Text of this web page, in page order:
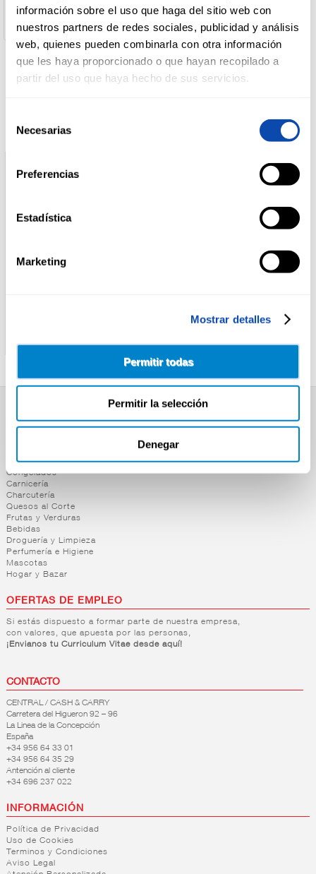
información sobre el uso que haga del sitio web con
nuestros partners de redes sociales, publicidad y análisis
web, quienes pueden combinarla con otra información
que les haya proporcionado o que hayan recopilado a
partir del uso que haya hecho de sus servicios.
Necesarias
Preferencias
Estadística
Marketing
Mostrar detalles
Permitir todas
Permitir la selección
Denegar
PERFUMERÍA
BAZAR
Cantidad neta:
Productos relacionados
440G
ALBONDIGAS
415G
SUPERMERCADO
Lácteos
Congelados
Carnicería
Charcutería
Quesos al Corte
Frutas y Verduras
Bebidas
Droguería y Limpieza
Perfumería e Higiene
Mascotas
Hogar y Bazar
OFERTAS DE EMPLEO
Si estás dispuesto a formar parte de nuestra empresa,
con valores, que apuesta por las personas,
¡Envianos tu Curriculum Vitae desde aquí!
CONTACTO
CENTRAL / CASH & CARRY
Carretera del Higueron 92 – 96
La Linea de la Concepción
España
+34 956 64 33 01
+34 956 64 35 29
Antención al cliente
+34 696 237 022
INFORMACIÓN
Política de Privacidad
Uso de Cookies
Terminos y Condiciones
Aviso Legal